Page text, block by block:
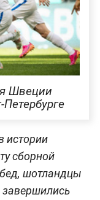
Швеции
истории
сборной
шотландцы